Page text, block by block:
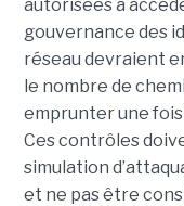
autorisées à
gouvernance des
réseau devraient
le nombre de
emprunter une fois
Ces contrôles
simulation
et ne pas être